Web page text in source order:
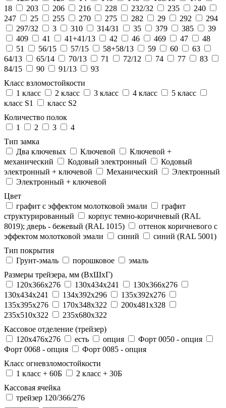
18
203 206 216 228 232/32 235
240
247
25 255 270 275 282 29 292
294
297/32
3 310 314/31 35 379 385
39
409
41 41+41/13 42 46 469 47
48
51
56/15 57/15 58+58/13 59 60
63
64/13
65/14 70/13 71 72/12 74 77
83
84/15
90 91/13
93
Класс взломостойкости
1 класс
2 класс 3 класс 4 класс
5 класс
класс S1
класс S2
Количество полок
1
2 3
4
Тип замка
Два ключевых
Ключевой
Ключевой +
механический
Кодовый электронный
Кодовый
электронный + ключевой
Механический
Электронный
Электронный + ключевой
Цвет
графит с эффектом молотковой эмали
графит
структурированный
корпус темно-коричневый (RAL
8019); дверь - бежевый (RAL 1015)
оттенок коричневого с
эффектом молотковой эмали
синий
синий (RAL 5001)
Тип покрытия
Грунт-эмаль
порошковое
эмаль
Размеры трейзера, мм (ВхШхГ)
120x366x276
130x434x241
130х366х276
130х434х241
134x392x296
135x392x276
135x395x276
170x348x322
200x481x328
235x510x322
235x680x322
Кассовое отделение (трейзер)
120х476х276
есть опция
Форт 0050 - опция
Форт 0068 - опция
Форт 0085 - опция
Класс огневзломостойкости
1 класс + 60Б
2 класс + 30Б
Кассовая ячейка
трейзер 120/366/276